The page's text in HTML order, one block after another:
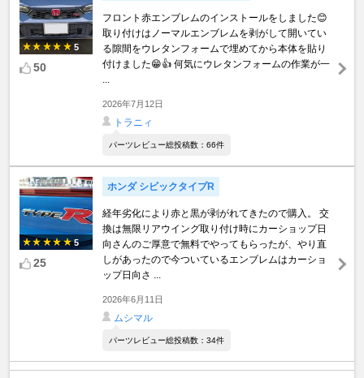
5
50
フロント赤エンブレムのインストールをしました😊
取り付けはノーマルエンブレムを剥がして開いてい
る隙間をウレタンフォームで埋めてから本体を貼り
付けました😁👍 何気にウレタンフォームの作業が一
...
2026年7月12日
トラニィ
パーツレビュー総投稿数：66件
5
25
ホンダ シビックタイプR
経年劣化により赤と黒が剥がれてきたので購入。 交
換は無限リアウイング取り付け時にカーショップ日
向さんのご厚意で無料でやってもらったが、やり直
しがあったので今ついているエンブレムはカーショ
ップ日向さ ...
2026年6月11日
ムシマル
パーツレビュー総投稿数：34件